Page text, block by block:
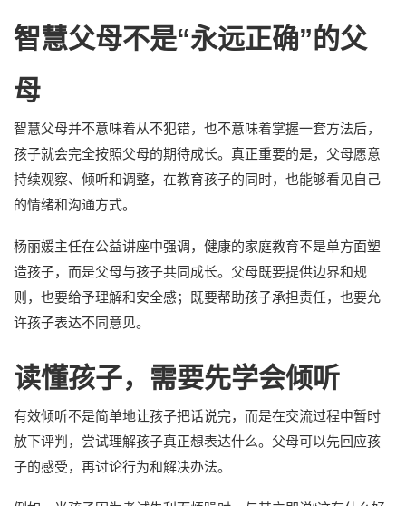
智慧父母不是“永远正确”的父
母
智慧父母并不意味着从不犯错，也不意味着掌握一套方法后，
孩子就会完全按照父母的期待成长。真正重要的是，父母愿意
持续观察、倾听和调整，在教育孩子的同时，也能够看见自己
的情绪和沟通方式。
杨丽媛主任在公益讲座中强调，健康的家庭教育不是单方面塑
造孩子，而是父母与孩子共同成长。父母既要提供边界和规
则，也要给予理解和安全感；既要帮助孩子承担责任，也要允
许孩子表达不同意见。
读懂孩子，需要先学会倾听
有效倾听不是简单地让孩子把话说完，而是在交流过程中暂时
放下评判，尝试理解孩子真正想表达什么。父母可以先回应孩
子的感受，再讨论行为和解决办法。